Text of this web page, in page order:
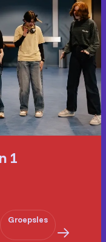
1
Groepsles